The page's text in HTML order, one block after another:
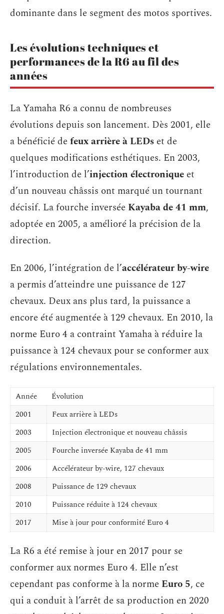
dominante dans le segment des motos sportives.
Les évolutions techniques et
performances de la R6 au fil des
années
La Yamaha R6 a connu de nombreuses
évolutions depuis son lancement. Dès 2001, elle
a bénéficié defeux arrière à LEDs et de
quelques modifications esthétiques. En 2003,
l’introduction de l’injection électronique et
d’un nouveau châssis ont marqué un tournant
décisif. La fourche inversée Kayaba de 41 mm,
adoptée en 2005, a amélioré la précision de la
direction.
En 2006, l’intégration de l’accélérateur by-wire
a permis d’atteindre une puissance de 127
chevaux. Deux ans plus tard, la puissance a
encore été augmentée à 129 chevaux. En 2010, la
norme Euro 4 a contraint Yamaha à réduire la
puissance à 124 chevaux pour se conformer aux
régulations environnementales.
Année
Évolution
2001
Feux arrière à LEDs
2003
Injection électronique et nouveau châssis
2005
Fourche inversée Kayaba de 41 mm
2006
Accélérateur by-wire, 127 chevaux
2008
Puissance de 129 chevaux
2010
Puissance réduite à 124 chevaux
2017
Mise à jour pour conformité Euro 4
La R6 a été remise à jour en 2017 pour se
conformer aux normes Euro 4. Elle n’est
cependant pas conforme à la norme Euro 5, ce
qui a conduit à l’arrêt de sa production en 2020